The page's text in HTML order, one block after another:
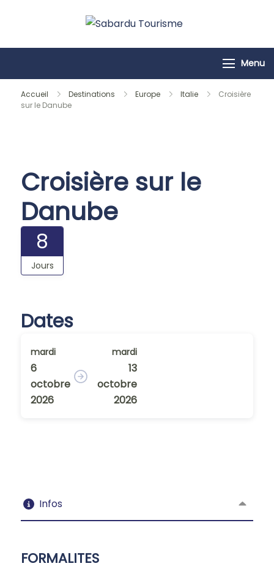
Tourisme
Menu
Accueil Destinations Europe Italie
Croisière
sur le Danube
Croisière sur le
Danube
8
Jours
Dates
mardi
6
octobre
2026
mardi
13
octobre
2026
Infos
FORMALITES